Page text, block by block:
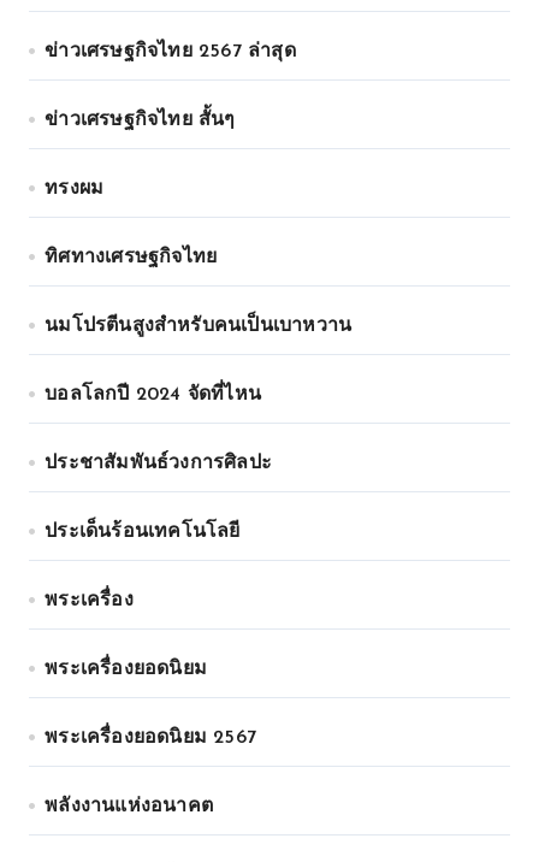
ข่าวเศรษฐกิจไทย 2567 ล่าสุด
ข่าวเศรษฐกิจไทย สั้นๆ
ทรงผม
ทิศทางเศรษฐกิจไทย
นมโปรตีนสูงสำหรับคนเป็นเบาหวาน
บอลโลกปี 2024 จัดที่ไหน
ประชาสัมพันธ์วงการศิลปะ
ประเด็นร้อนเทคโนโลยี
พระเครื่อง
พระเครื่องยอดนิยม
พระเครื่องยอดนิยม 2567
พลังงานแห่งอนาคต